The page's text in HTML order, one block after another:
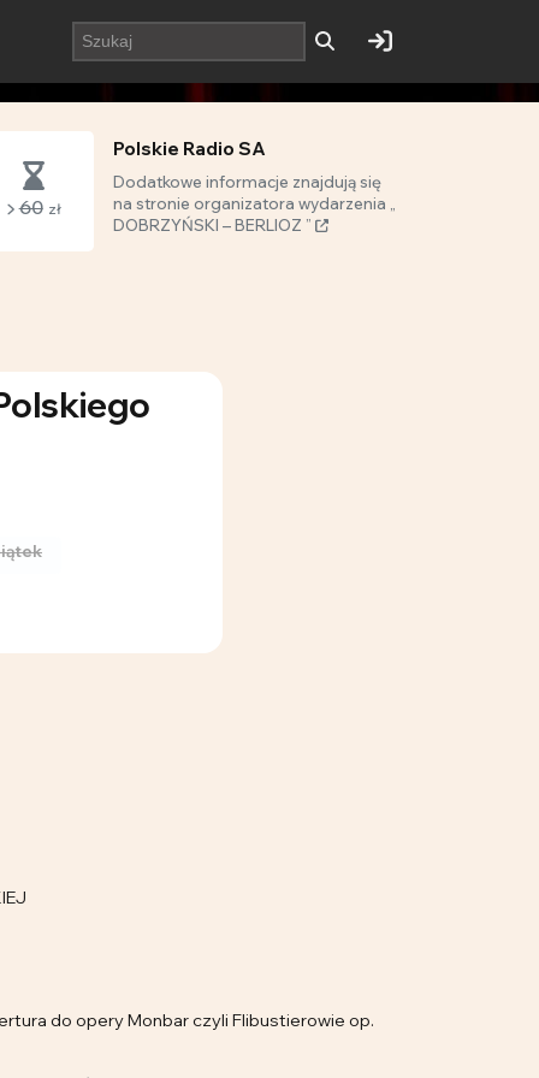
60 zł
Polskie Radio SA
Dodatkowe informacje znajdują się
na stronie organizatora wydarzenia „
DOBRZYŃSKI – BERLIOZ ”
do opery Monbar czyli Flibustierowie op.